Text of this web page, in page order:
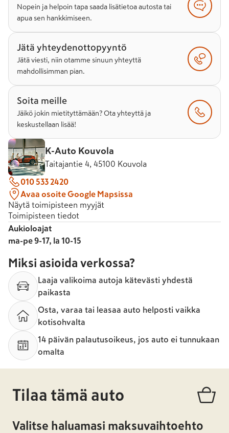
Nopein ja helpoin tapa saada lisätietoa autosta tai
apua sen hankkimiseen.
Jätä yhteydenottopyyntö
Jätä viesti, niin otamme sinuun yhteyttä
mahdollisimman pian.
Soita meille
Jäikö jokin mietityttämään? Ota yhteyttä ja
keskustellaan lisää!
K-Auto Kouvola
Taitajantie 4, 45100 Kouvola
010 533 2420
Avaa osoite Google Mapsissa
Näytä toimipisteen myyjät
Toimipisteen tiedot
Aukioloajat
ma-pe 9-17, la 10-15
Miksi asioida verkossa?
Laaja valikoima autoja kätevästi yhdestä
paikasta
Osta, varaa tai leasaa auto helposti vaikka
kotisohvalta
14 päivän palautusoikeus, jos auto ei tunnukaan
omalta
Tilaa tämä auto
Valitse haluamasi maksuvaihtoehto